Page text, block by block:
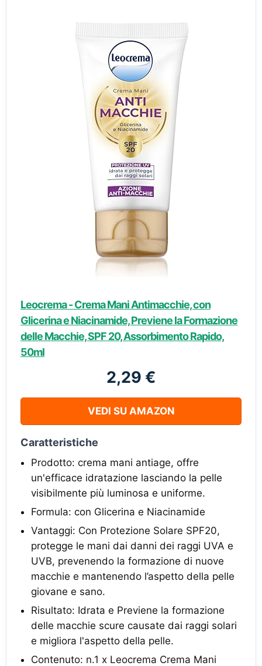
Leocrema - Crema Mani Antimacchie, con
Glicerina e Niacinamide, Previene la Formazione
delle Macchie, SPF 20, Assorbimento Rapido,
50ml
2,29 €
VEDI SU AMAZON
Caratteristiche
Prodotto: crema mani antiage, offre
un'efficace idratazione lasciando la pelle
visibilmente più luminosa e uniforme.
Formula: con Glicerina e Niacinamide
Vantaggi: Con Protezione Solare SPF20,
protegge le mani dai danni dei raggi UVA e
UVB, prevenendo la formazione di nuove
macchie e mantenendo l’aspetto della pelle
giovane e sano.
Risultato: Idrata e Previene la formazione
delle macchie scure causate dai raggi solari
e migliora l'aspetto della pelle.
Contenuto: n.1 x Leocrema Crema Mani